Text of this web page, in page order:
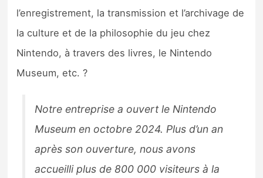
l’enregistrement, la transmission et l’archivage de
la culture et de la philosophie du jeu chez
Nintendo, à travers des livres, le Nintendo
Museum, etc. ?
Notre entreprise a ouvert le Nintendo
Museum en octobre 2024. Plus d’un an
après son ouverture, nous avons
accueilli plus de 800 000 visiteurs à la